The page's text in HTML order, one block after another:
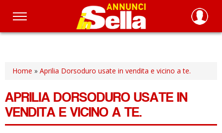
Salta
principale
Home » Aprilia Dorsoduro usate in vendita e vicino a te.
APRILIA DORSODURO USATE IN
VENDITA E VICINO A TE.